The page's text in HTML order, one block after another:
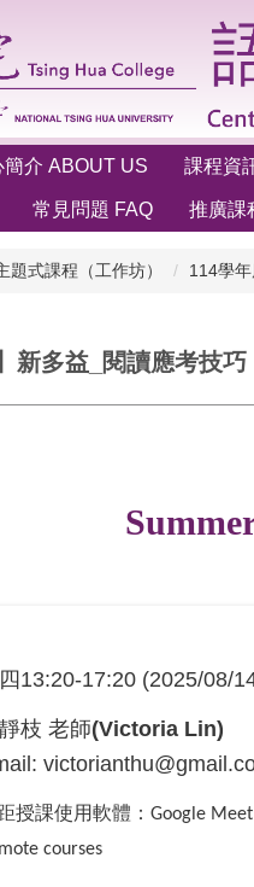
簡介 ABOUT US 課程資
常見問題 FAQ 推廣課
題式課程（工作坊） 114學
新多益_閱讀應考技
13:20-17:20 (2025/08/
枝 老師(Victoria Lin)
授課使用軟體： Google Meet
courses